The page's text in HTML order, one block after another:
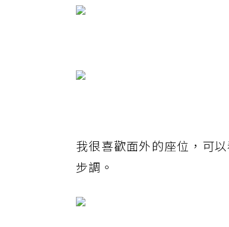
我很喜歡面外的座位，可
步調。